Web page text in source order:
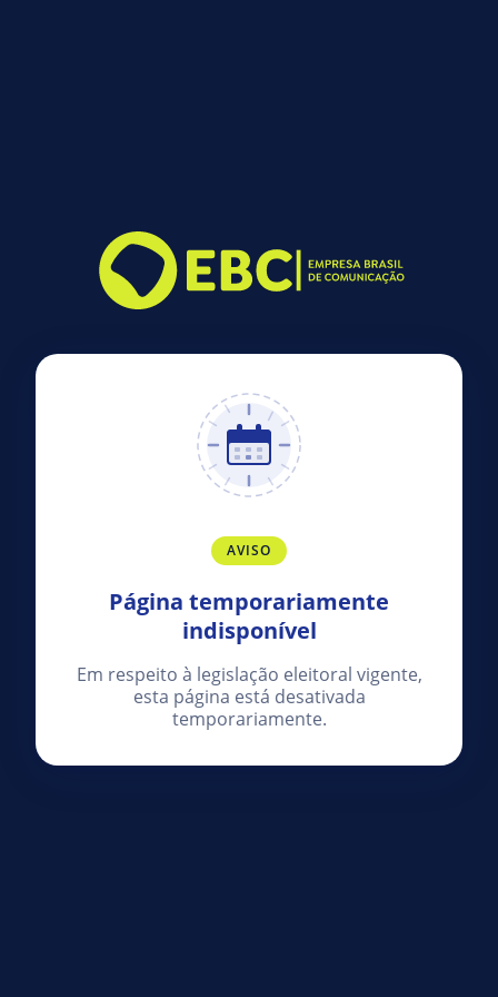
AVISO
Página temporariamente
indisponível
Em respeito à legislação eleitoral vigente,
esta página está desativada
temporariamente.